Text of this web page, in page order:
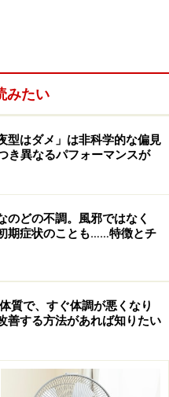
研究で注目された
は「コルチゾール」とい
とは副腎皮質ホルモンの
種で、生体においてとて
水化物そして脂肪の代謝
で血圧や血糖値の上昇な
と考えられています。
康に及ぼす悪影響と
みたい
型はダメ」は非科学的な偏見
き異なるパフォーマンスが
のどの不調。風邪ではなく
期症状のことも……特徴とチ
質で、すぐ体調が悪くなり
善する方法があれば知りたい